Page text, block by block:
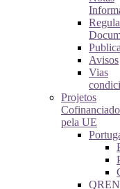
Avisos
Vias
Projetos
pela UE
QREN